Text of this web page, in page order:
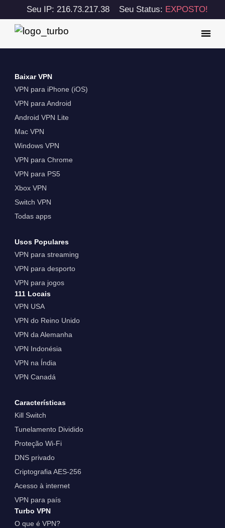
Seu IP: 216.73.217.38 Seu Status: EXPOSTO!
Baixar VPN
VPN para iPhone (iOS)
VPN para Android
Android VPN Lite
Mac VPN
Windows VPN
VPN para Chrome
VPN para PS5
Xbox VPN
Switch VPN
Todas apps
Usos Populares
VPN para streaming
VPN para desporto
VPN para jogos
111 Locais
VPN USA
VPN do Reino Unido
VPN da Alemanha
VPN Indonésia
VPN na Índia
VPN Canadá
Características
Kill Switch
Tunelamento Dividido
Proteção Wi-Fi
DNS privado
Criptografia AES-256
Acesso à internet
VPN para país
Turbo VPN
O que é VPN?